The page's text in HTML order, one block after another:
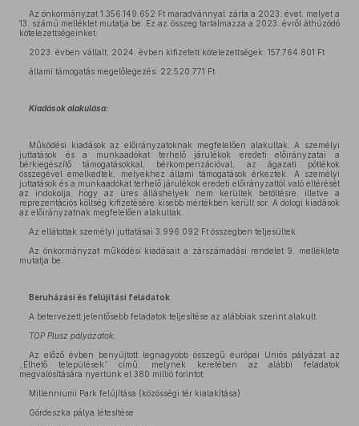
Az önkormányzat 1.356.149.652 Ft maradvánnyal zárta a 2023. évet, melyet a
13. számú melléklet mutatja be. Ez az összeg tartalmazza a 2023. évről áthúzódó
kötelezettségeinket:
2023. évben vállalt, 2024. évben kifizetett kötelezettségek: 157.764.801 Ft
állami támogatás megelőlegezés: 22.520.771 Ft
Kiadások alakulása:
Működési kiadások az előirányzatoknak megfelelően alakultak. A személyi
juttatások és a munkaadókat terhelő járulékok eredeti előirányzatai a
bérkiegészítő támogatásokkal, bérkompenzációval, az ágazati pótlékok
összegével emelkedtek, melyekhez állami támogatások érkeztek. A személyi
juttatások és a munkaadókat terhelő járulékok eredeti előirányzattól való eltérését
az indokolja, hogy az üres álláshelyek nem kerültek betöltésre, illetve a
reprezentációs költség kifizetésére kisebb mértékben került sor. A dologi kiadások
az előirányzatnak megfelelően alakultak.
Az ellátottak személyi juttatásai 3.996.092 Ft összegben teljesültek.
Az önkormányzat működési kiadásait a zárszámadási rendelet 9. melléklete
mutatja be.
Beruházási és felújítási feladatok
A betervezett jelentősebb feladatok teljesítése az alábbiak szerint alakult:
TOP Plusz pályázatok:
Az előző évben benyújtott legnagyobb összegű európai Uniós pályázat az
„Élhető települések” című, melynek keretében az alábbi feladatok
megvalósítására nyertünk el 380 millió forintot:
Millenniumi Park felújítása (közösségi tér kialakítása)
Gördeszka pálya létesítése